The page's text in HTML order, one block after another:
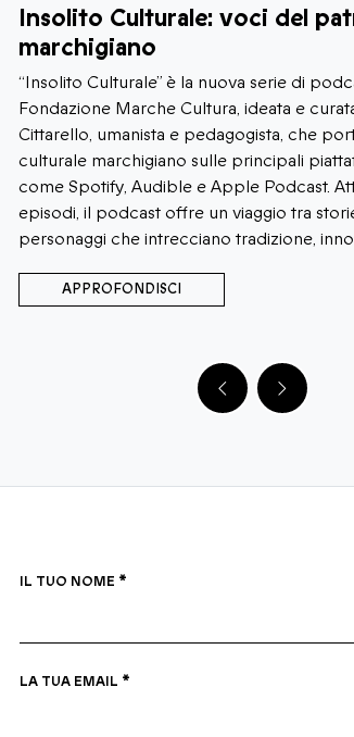
Insolito Culturale: voci del
marchigiano
“Insolito Culturale” è la nuova serie di
Fondazione Marche Cultura, ideata e
Cittarello, umanista e pedagogista, che
culturale marchigiano sulle principali
come Spotify, Audible e Apple Podcast.
episodi, il podcast offre un viaggio tra
personaggi che intrecciano tradizione,
APPROFONDISCI
IL TUO NOME *
LA TUA EMAIL *